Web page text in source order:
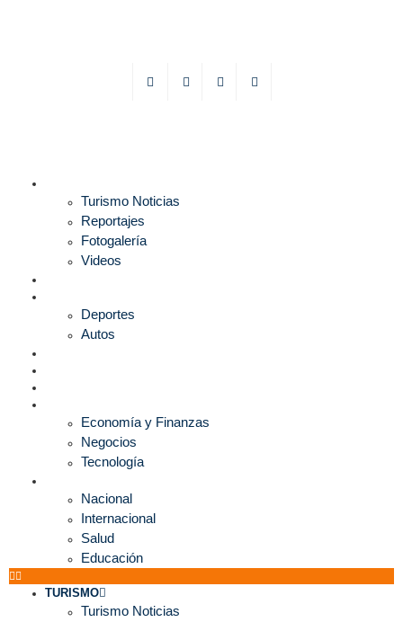
Turismo Noticias
Reportajes
Fotogalería
Videos
Deportes
Autos
Economía y Finanzas
Negocios
Tecnología
Nacional
Internacional
Salud
Educación
TURISMO
Turismo Noticias